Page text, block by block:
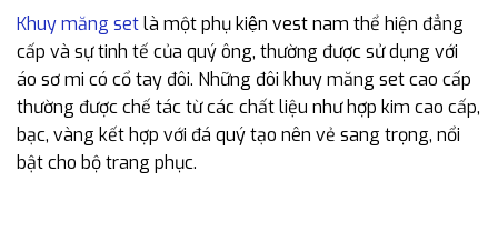
Khuy măng setlà một phụ kiện vest nam thể hiện đẳng
cấp và sự tinh tế của quý ông, thường được sử dụng với
áo sơ mi có cổ tay đôi. Những đôi khuy măng set cao cấp
thường được chế tác từ các chất liệu như hợp kim cao cấp,
bạc, vàng kết hợp với đá quý tạo nên vẻ sang trọng, nổi
bật cho bộ trang phục.